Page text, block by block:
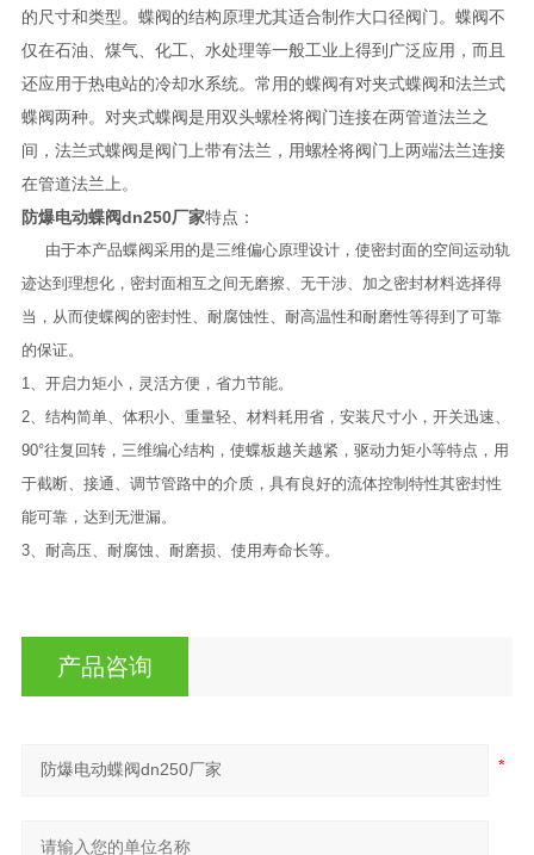
的尺寸和类型。蝶阀的结构原理尤其适合制作大口径阀门。蝶阀不
仅在石油、煤气、化工、水处理等一般工业上得到广泛应用，而且
还应用于热电站的冷却水系统。常用的蝶阀有对夹式蝶阀和法兰式
蝶阀两种。对夹式蝶阀是用双头螺栓将阀门连接在两管道法兰之
间，法兰式蝶阀是阀门上带有法兰，用螺栓将阀门上两端法兰连接
在管道法兰上。
防爆电动蝶阀dn250厂家特点：
由于本产品蝶阀采用的是三维偏心原理设计，使密封面的空间运动轨
迹达到理想化，密封面相互之间无磨擦、无干涉、加之密封材料选择得
当，从而使蝶阀的密封性、耐腐蚀性、耐高温性和耐磨性等得到了可靠
的保证。
1、开启力矩小，灵活方便，省力节能。
2、结构简单、体积小、重量轻、材料耗用省，安装尺寸小，开关迅速、
90°往复回转，三维编心结构，使蝶板越关越紧，驱动力矩小等特点，用
于截断、接通、调节管路中的介质，具有良好的流体控制特性其密封性
能可靠，达到无泄漏。
3、耐高压、耐腐蚀、耐磨损、使用寿命长等。
产品咨询